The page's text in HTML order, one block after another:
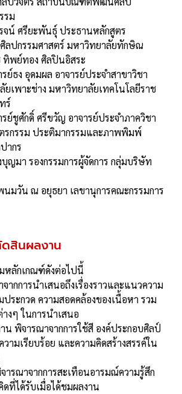
รม
รจน์ ศรียะพันธุ์ ประธานหลักสูตร
ลปกรรมศาสตร์ มหาวิทยาลัยทักษิณ
ทิพย์ทอง ศิลปินอิสระ
ย์ธง อุดมผล อาจารย์ประจําสาขาวิชา
ยเพาะช่าง มหาวิทยาลัยเทคโนโลยีราช
ร์
ย์ชูศักดิ์ ศรีขวัญ อาจารย์ประจําภาควิชา
รกรรม ประติมากรรมและภาพพิมพ์
ากร
มา รองกรรมการผู้จัดการ กลุ่มบริษัท
นมวัน ณ อยุธยา เลขานุการคณะกรรมการ
สินผลงาน
หลักเกณฑ์ดังต่อไปนี้
ากการนําเสนอถึงเรื่องราวและแนวความ
ประกวด ความสอดคล้องของเนื้อหา รวม
างๆ ในการนําเสนอ
น พิจารณาจากการใช้สี องค์ประกอบศิลป์
ามเรียบร้อย และความคิดสร้างสรรค์ใน
ารณาจากการสะเทือนอารมณ์ความรู้สึก
ที่ได้รับเมื่อได้ชมผลงาน